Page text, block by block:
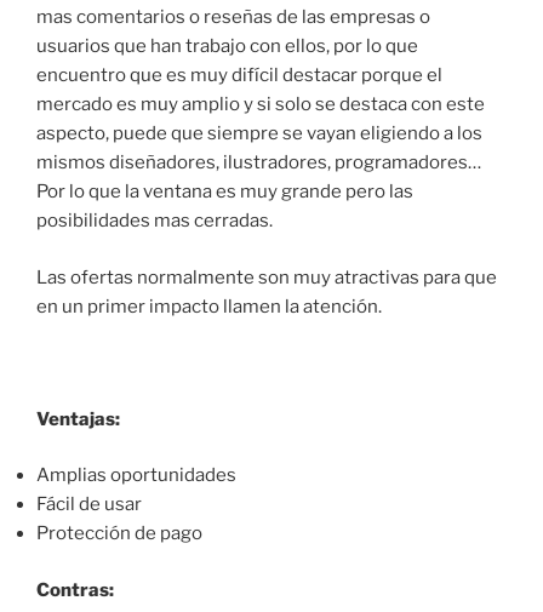
mas comentarios o reseñas de las empresas o
usuarios que han trabajo con ellos, por lo que
encuentro que es muy difícil destacar porque el
mercado es muy amplio y si solo se destaca con este
aspecto, puede que siempre se vayan eligiendo a los
mismos diseñadores, ilustradores, programadores…
Por lo que la ventana es muy grande pero las
posibilidades mas cerradas.
Las ofertas normalmente son muy atractivas para que
en un primer impacto llamen la atención.
Ventajas:
Amplias oportunidades
Fácil de usar
Protección de pago
Contras: